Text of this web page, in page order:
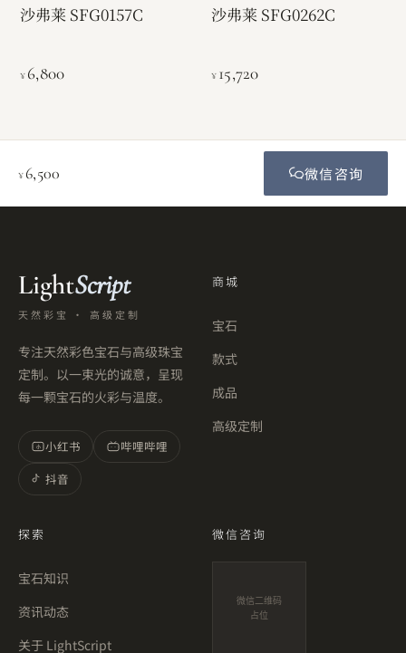
沙弗莱 SFG0157C
¥6,800
沙弗莱 SFG0262C
¥15,720
¥6,500 微信咨询
LightScript
天然彩宝 · 高级定制
专注天然彩色宝石与高级珠宝
定制。以一束光的诚意，呈现
每一颗宝石的火彩与温度。
小 小红书
哔哩哔哩
抖音
商城
宝石
款式
成品
高级定制
探索
宝石知识
资讯动态
关于 LightScript
微信咨询
微信二维码
占位